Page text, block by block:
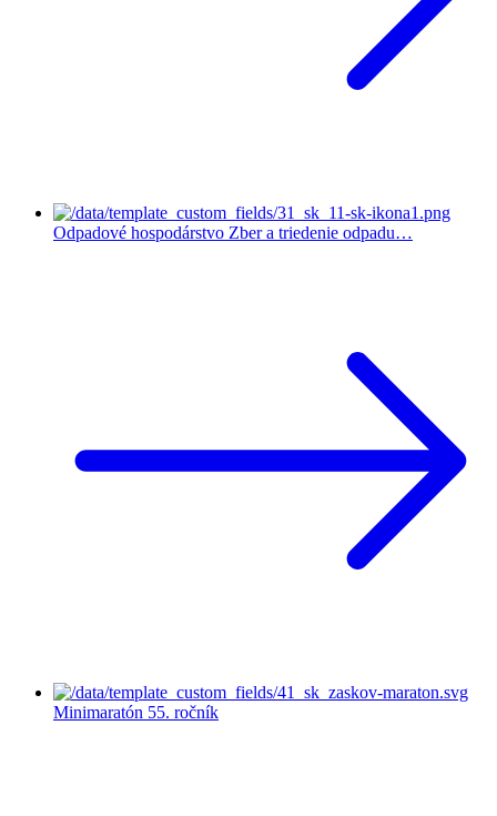
Odpadové hospodárstvo Zber a triedenie odpadu…
Minimaratón 55. ročník